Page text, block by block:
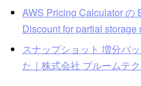
AWS Pricing Calculator の
Discount for partial
スナップショット 増分バ
た｜株式会社 ブルームテ